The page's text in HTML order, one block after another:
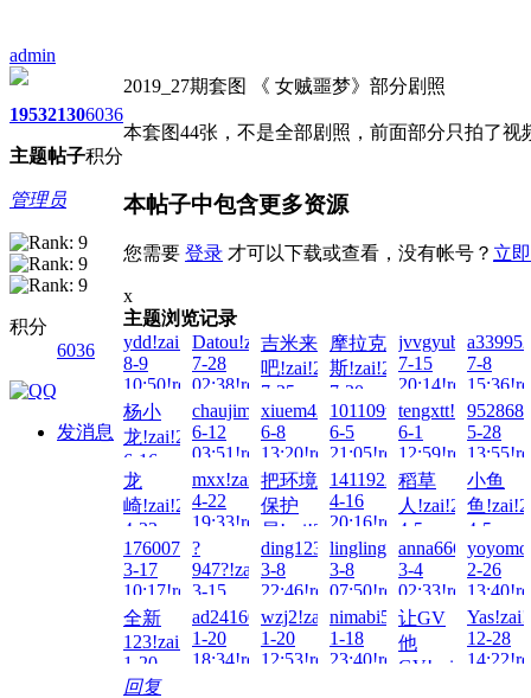
admin
1953
主题
2130
帖子
6036
积分
管理员
积分
6036
发消息
2019_27期套图 《 女贼噩梦》部分剧照
本套图44张，不是全部剧照，前面部分只拍了
本帖子中包含更多资源
您需要 登录 才可以下载或查看，没有帐号？ 立
x
主题浏览记录
ydd!zai!2026-
8-9
10:50!read!
Datou!zai!2026-
7-28
02:38!read!
吉米来
吧!zai!2026-
7-25
11:03!read!
摩拉克
斯!zai!2026-
7-20
13:41!read!
7-15
20:14!read!
7-8
杨小
龙!zai!2026-
6-16
10:27!read!
chaujimmy!zai!2026-
6-12
03:51!read!
xiuem429!zai!2026-
6-8
13:20!read!
101109tt!zai!2026-
6-5
21:05!read!
tengxtt!zai!2026-
6-1
12:59!read!
5-28
龙
崎!zai!2026-
4-23
20:23!read!
mxx!zai!2026-
4-22
19:33!read!
把环境
保护
局!zai!2026-
4-16
22:36!read!
1411922567!zai!2026-
4-16
20:16!read!
稻草
人!zai!2026-
4-5
15:22!read!
小鱼
鱼
4-5
17600737829!zai!2026-
3-17
10:17!read!
?
947?!zai!2026-
3-15
03:28!read!
ding123ding!zai!2026-
3-8
22:46!read!
lingling!zai!2026-
3-8
07:50!read!
3-4
02:33!read!
2-26
全新
123!zai!2026-
1-20
22:11!read!
ad241601!zai!2026-
1-20
18:34!read!
wzj2!zai!2026-
1-20
12:53!read!
nimabi5!zai!2026-
1-18
23:40!read!
让GV
他
GV!zai!2026-
12-28
回复